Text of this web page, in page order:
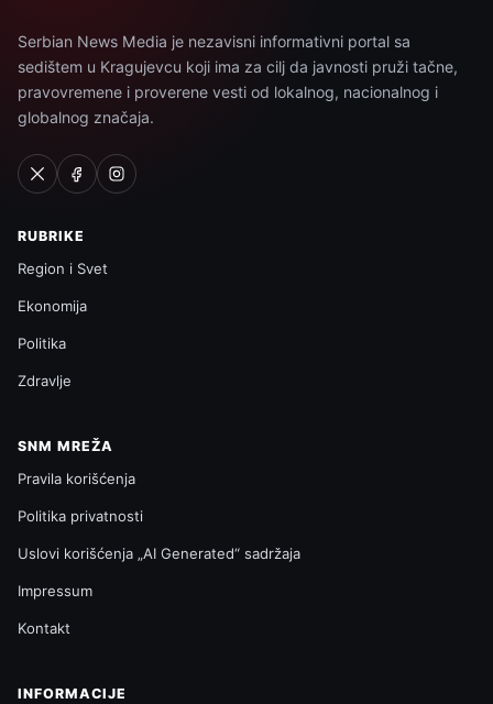
Serbian News Media je nezavisni informativni portal sa
sedištem u Kragujevcu koji ima za cilj da javnosti pruži tačne,
pravovremene i proverene vesti od lokalnog, nacionalnog i
globalnog značaja.
RUBRIKE
Region i Svet
Ekonomija
Politika
Zdravlje
SNM MREŽA
Pravila korišćenja
Politika privatnosti
Uslovi korišćenja „AI Generated“ sadržaja
Impressum
Kontakt
INFORMACIJE